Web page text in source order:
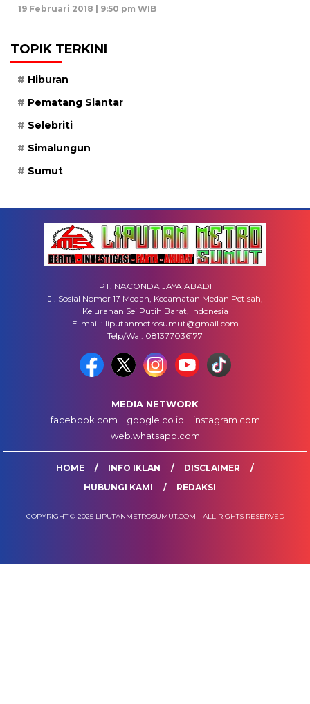
19 Februari 2018 | 9:50 pm WIB
TOPIK TERKINI
Hiburan
Pematang Siantar
Selebriti
Simalungun
Sumut
PT. NACONDA JAYA ABADI
Jl. Sosial Nomor 17 Medan, Kecamatan Medan Petisah,
Kelurahan Sei Putih Barat, Indonesia
E-mail : liputanmetrosumut@gmail.com
Telp/Wa : 081377036177
MEDIA NETWORK
facebook.com
google.co.id
instagram.com
web.whatsapp.com
HOME INFO IKLAN
DISCLAIMER
HUBUNGI KAMI
REDAKSI
COPYRIGHT © 2025 LIPUTANMETROSUMUT.COM - ALL RIGHTS RESERVED